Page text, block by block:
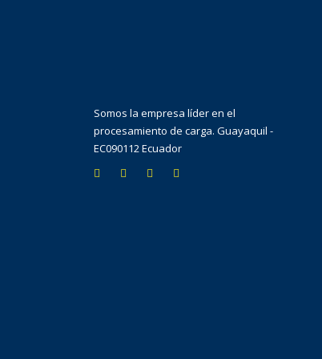
Somos la empresa líder en el
procesamiento de carga. Guayaquil -
EC090112 Ecuador